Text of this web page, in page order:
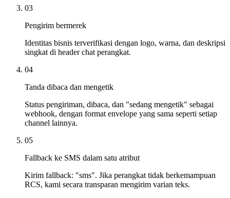
03
Pengirim bermerek
Identitas bisnis terverifikasi dengan logo, warna, dan deskripsi
singkat di header chat perangkat.
04
Tanda dibaca dan mengetik
Status pengiriman, dibaca, dan "sedang mengetik" sebagai
webhook, dengan format envelope yang sama seperti setiap
channel lainnya.
05
Fallback ke SMS dalam satu atribut
Kirim fallback: "sms". Jika perangkat tidak berkemampuan
RCS, kami secara transparan mengirim varian teks.